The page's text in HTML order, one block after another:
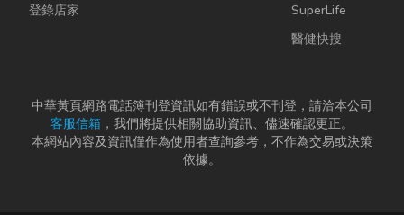
登錄店家
SuperLife
醫健快搜
中華黃頁網路電話簿刊登資訊如有錯誤或不刊登，請洽本公司
客服信箱 ，我們將提供相關協助資訊、儘速確認更正。
本網站內容及資訊僅作為使用者查詢參考，不作為交易或決策
依據。